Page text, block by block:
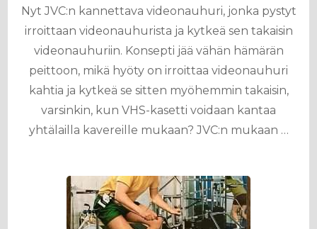
Nyt JVC:n kannettava videonauhuri, jonka pystyt
irroittaan videonauhurista ja kytkeä sen takaisin
videonauhuriin. Konsepti jää vähän hämärän
peittoon, mikä hyöty on irroittaa videonauhuri
kahtia ja kytkeä se sitten myöhemmin takaisin,
varsinkin, kun VHS-kasetti voidaan kantaa
yhtälailla kavereille mukaan? JVC:n mukaan …